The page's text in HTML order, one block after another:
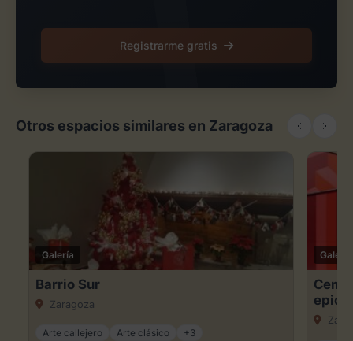
Registrarme gratis
Otros espacios similares en Zaragoza
Galería
Barrio Sur
Zaragoza
Arte callejero Arte clásico +3
Galería